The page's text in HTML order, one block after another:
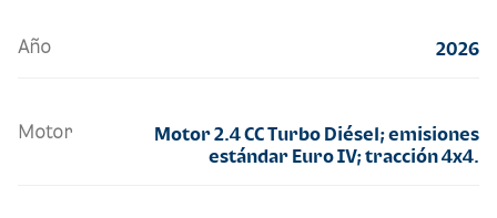
Año 2026
Motor
Motor 2.4 CC Turbo Diésel; emisiones
estándar Euro IV; tracción 4x4.